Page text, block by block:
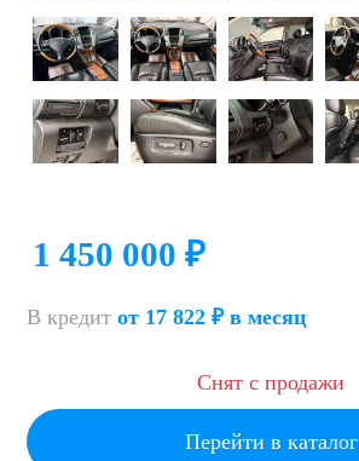
1 450 000 ₽
В кредит от 17 822 ₽ в месяц
Снят с продажи
Перейти в каталог